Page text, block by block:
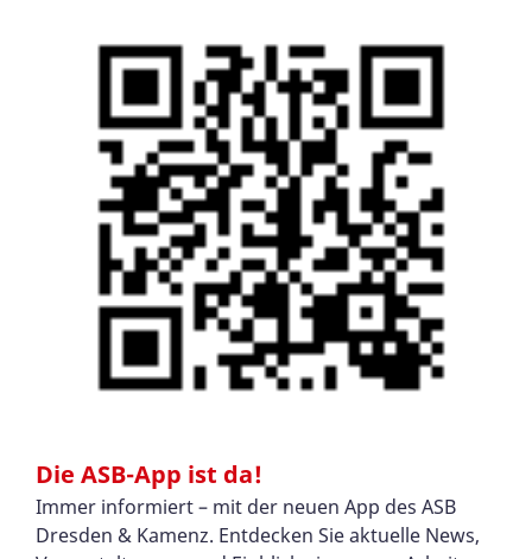
Die ASB-App ist da!
Immer informiert – mit der neuen App des ASB
Dresden & Kamenz. Entdecken Sie aktuelle News,